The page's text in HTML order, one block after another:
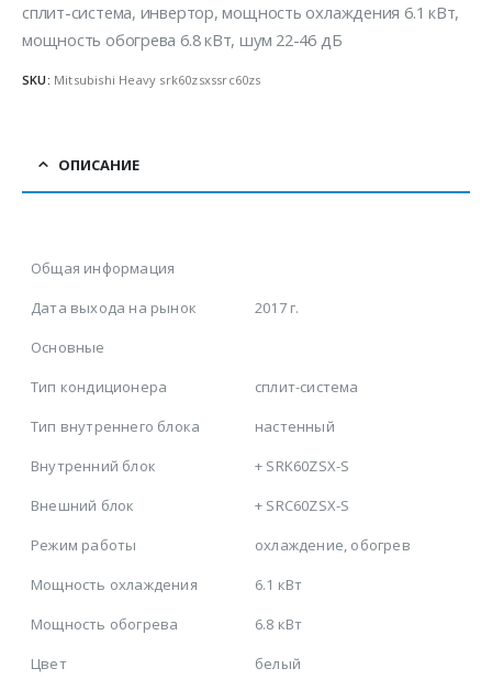
сплит-система, инвертор, мощность охлаждения 6.1 кВт,
мощность обогрева 6.8 кВт, шум 22-46 дБ
SKU: Mitsubishi Heavy srk60zsxssrc60zs
ОПИСАНИЕ
Общая информация
Дата выхода на рынок
2017 г.
Основные
Тип кондиционера
сплит-система
Тип внутреннего блока
настенный
Внутренний блок
+ SRK60ZSX-S
Внешний блок
+ SRC60ZSX-S
Режим работы
охлаждение, обогрев
Мощность охлаждения
6.1 кВт
Мощность обогрева
6.8 кВт
Цвет
белый